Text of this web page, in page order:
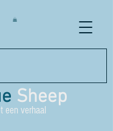
Sheep
een verhaal